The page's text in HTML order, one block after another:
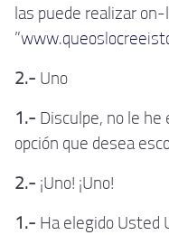
las puede realizar
"
2.- Uno
1.- Disculpe, no le he
opción que desea
2.- ¡Uno! ¡Uno!
1.- Ha elegido Usted